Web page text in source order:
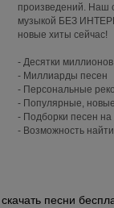
произведений. Наш
музыкой БЕЗ
новые хиты сейчас!
- Десятки
- Миллиарды песен
- Персональные
- Популярные,
- Подборки песен на
- Возможность
песни